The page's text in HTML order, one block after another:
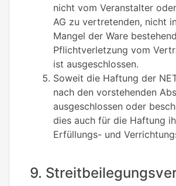
nicht vom Veranstalter
AG zu vertretenden, nicht
Mangel der Ware
Pflichtverletzung vom
ist ausgeschlossen.
Soweit die Haftung der
nach den vorstehenden
ausgeschlossen oder
dies auch für die Haftung
Erfüllungs- und
9.